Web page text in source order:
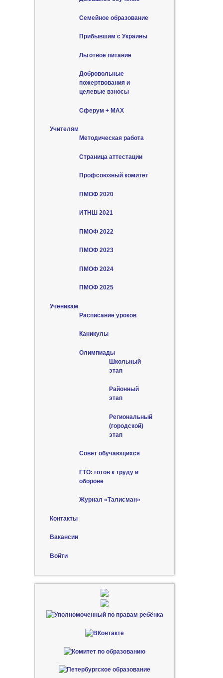
Семейное образование
Прибывшим с Украины
Льготное питание
Добровольные
пожертвования и
целевые взносы
Сферум + MAX
Учителям
Методическая работа
Страница аттестации
Профсоюзный комитет
ПМОФ 2020
ИТНШ 2021
ПМОФ 2022
ПМОФ 2023
ПМОФ 2024
ПМОФ 2025
Ученикам
Расписание уроков
Каникулы
Олимпиады
Школьный
этап
Районный
этап
Региональный
(городской)
этап
Совет обучающихся
ГТО: готов к труду и
обороне
Журнал «Талисман»
Контакты
Вакансии
Войти